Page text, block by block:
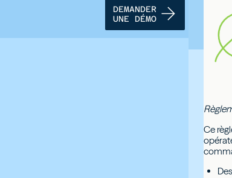
DEMANDER
UNE DÉMO
Ce